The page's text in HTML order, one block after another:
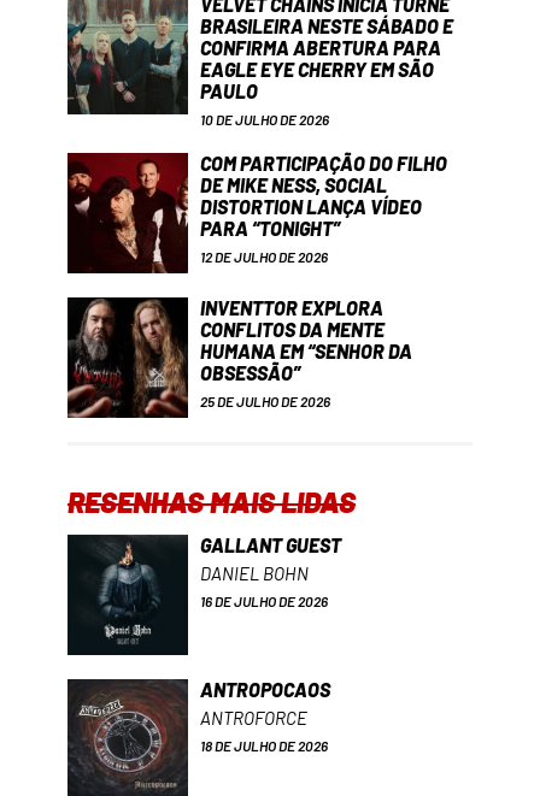
BRASILEIRA NESTE SÁBADO E
CONFIRMA ABERTURA PARA
EAGLE EYE CHERRY EM SÃO
PAULO
10 DE JULHO DE 2026
COM PARTICIPAÇÃO DO FILHO
DE MIKE NESS, SOCIAL
DISTORTION LANÇA VÍDEO
PARA “TONIGHT”
12 DE JULHO DE 2026
INVENTTOR EXPLORA
CONFLITOS DA MENTE
HUMANA EM “SENHOR DA
OBSESSÃO”
25 DE JULHO DE 2026
RESENHAS MAIS LIDAS
GALLANT GUEST
DANIEL BOHN
16 DE JULHO DE 2026
ANTROPOCAOS
ANTROFORCE
18 DE JULHO DE 2026